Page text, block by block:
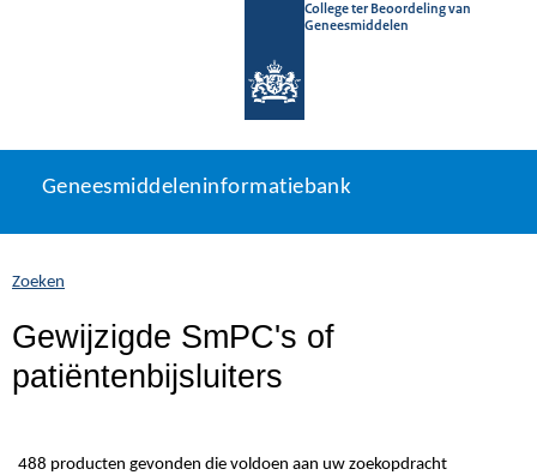
College ter Beoordeling van
Geneesmiddelen
naar
Geneesmiddeleninformatiebank
U
zich
hier:
Geneesmiddeleninformatiebank
Zoeken
Gewijzigde SmPC's of
patiëntenbijsluiters
488 producten gevonden die voldoen aan uw zoekopdracht